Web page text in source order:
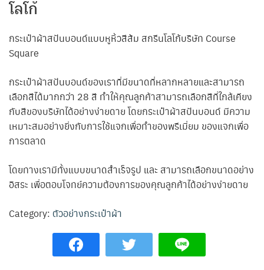
โลโก้
กระเป๋าผ้าสปันบอนด์แบบหูหิ้วสีส้ม สกรีนโลโก้บริษัท Course
Square
กระเป๋าผ้าสปันบอนด์ของเราที่มีขนาดที่หลากหลายและสามารถ
เลือกสีได้มากกว่า 28 สี ทำให้คุณลูกค้าสามารถเลือกสีที่ใกล้เคียง
กับสีของบริษัทได้อย่างง่ายดาย โดยกระเป๋าผ้าสปันบอนด์ มีความ
เหมาะสมอย่างยิ่งกับการใช้แจกเพื่อทำของพรีเมี่ยม ของแจกเพื่อ
การตลาด
โดยทางเรามีทั้งแบบขนาดสำเร็จรูป และ สามารถเลือกขนาดอย่าง
อิสระ เพื่อตอบโจทย์ความต้องการของคุณลูกค้าได้อย่างง่ายดาย
Category: ตัวอย่างกระเป๋าผ้า